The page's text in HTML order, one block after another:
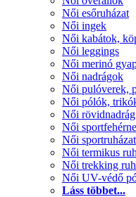
Női esőruházat
Női ingek
Női kabátok,
Női leggings
Női merinó
Női nadrágok
Női pulóverek,
Női pólók,
Női rövidnadrág
Női
Női sportruházat
Női termikus
Női trekking
Női UV-védő
Láss többet...